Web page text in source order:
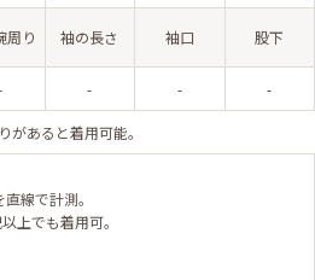
周り 袖の長さ 袖口 股下
- - -
があると着用可能。
線で計測。
上でも着用可。